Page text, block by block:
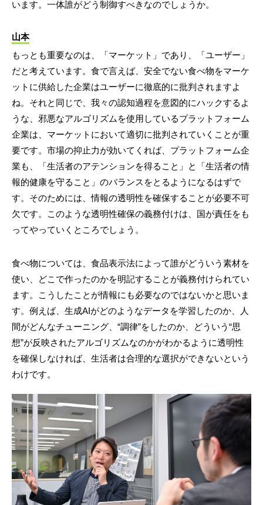
います。一体誰がどう制御すべきなのでしょうか。
山本
もっとも重要なのは、「マーケット」であり、「ユーザー」
だと考えています。食で言えば、安全でない食べ物をマーケ
ットに供給した企業はユーザーに徹底的に批判されますよ
ね。それと同じで、我々の認知過程を意図的にハックするよ
うな、邪悪なアルゴリズムを使用しているプラットフォーム
企業は、マーケットにおいて適切に批判されていくことが重
要です。市場の抑止力が効いてくれば、プラットフォーム企
業も、「生活者のアテンションを得ること」と「生活者の情
報的健康を守ること」のバランスをとるようになるはずで
す。そのためには、情報の透明性を確保することが必要不可
欠です。このような透明性確保の義務付けは、国が責任をも
ってやっていくところでしょう。
食べ物については、食品表示法によって誰がどういう素材を
使い、どこで作ったのかを明記することが義務付けられてい
ます。こうしたことが情報にも必要なのではないかと思いま
す。例えば、生成AIがどのようなデータを学習したのか、人
間がどんなチューニング、“調律”をしたのか、どういう“思
想”が反映されたアルゴリズムなのかがわかるように透明性
を確保しなければ、生活者は合理的な選択ができないという
わけです。